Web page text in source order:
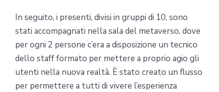
In seguito, i presenti, divisi in gruppi di 10, sono
stati accompagnati nella sala del metaverso, dove
per ogni 2 persone c’era a disposizione un tecnico
dello staff formato per mettere a proprio agio gli
utenti nella nuova realtà. È stato creato un flusso
per permettere a tutti di vivere l’esperienza